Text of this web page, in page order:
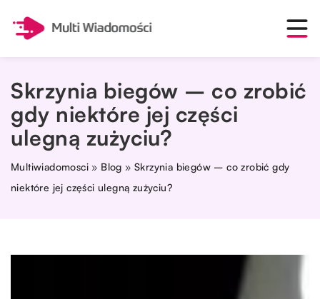
Skrzynia biegów – co zrobić
gdy niektóre jej części
ulegną zużyciu?
Multiwiadomosci » Blog »Skrzynia biegów – co zrobić gdy
niektóre jej części ulegną zużyciu?